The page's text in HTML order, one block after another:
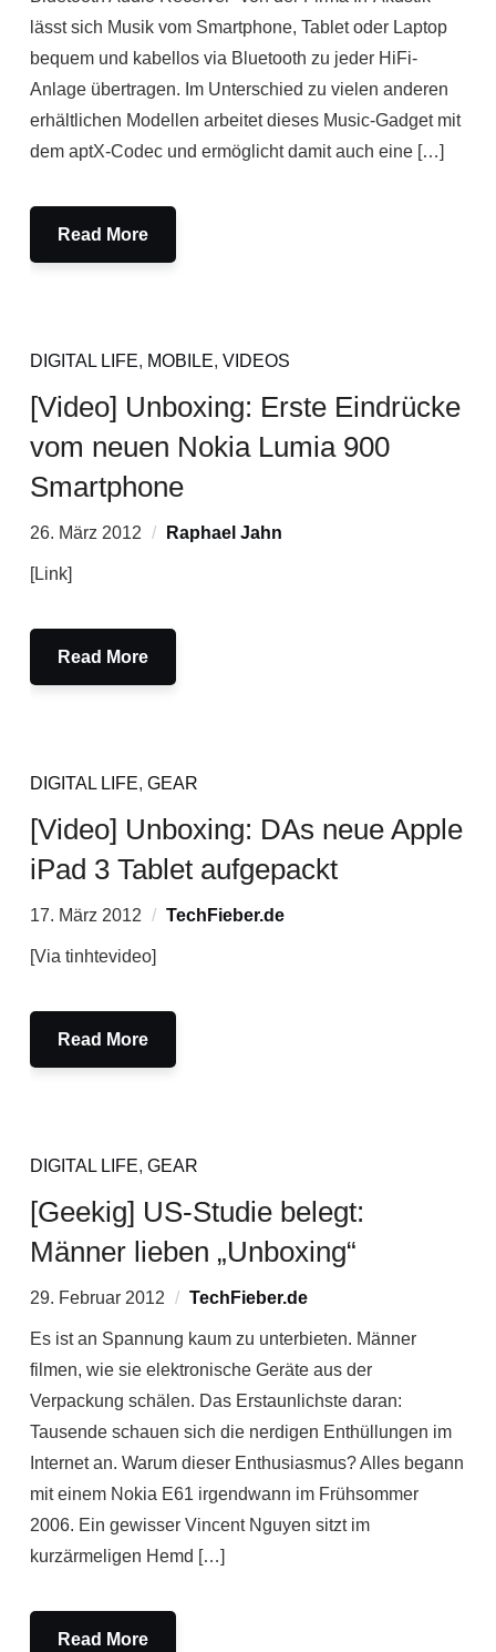
lässt sich Musik vom Smartphone, Tablet oder Laptop
bequem und kabellos via Bluetooth zu jeder HiFi-
Anlage übertragen. Im Unterschied zu vielen anderen
erhältlichen Modellen arbeitet dieses Music-Gadget mit
dem aptX-Codec und ermöglicht damit auch eine […]
Read More
DIGITAL LIFE, MOBILE, VIDEOS
[Video] Unboxing: Erste Eindrücke
vom neuen Nokia Lumia 900
Smartphone
26. März 2012 Raphael Jahn
[Link]
Read More
DIGITAL LIFE, GEAR
[Video] Unboxing: DAs neue Apple
iPad 3 Tablet aufgepackt
17. März 2012 TechFieber.de
[Via tinhtevideo]
Read More
DIGITAL LIFE, GEAR
[Geekig] US-Studie belegt:
Männer lieben „Unboxing“
29. Februar 2012 TechFieber.de
Es ist an Spannung kaum zu unterbieten. Männer
filmen, wie sie elektronische Geräte aus der
Verpackung schälen. Das Erstaunlichste daran:
Tausende schauen sich die nerdigen Enthüllungen im
Internet an. Warum dieser Enthusiasmus? Alles begann
mit einem Nokia E61 irgendwann im Frühsommer
2006. Ein gewisser Vincent Nguyen sitzt im
kurzärmeligen Hemd […]
Read More